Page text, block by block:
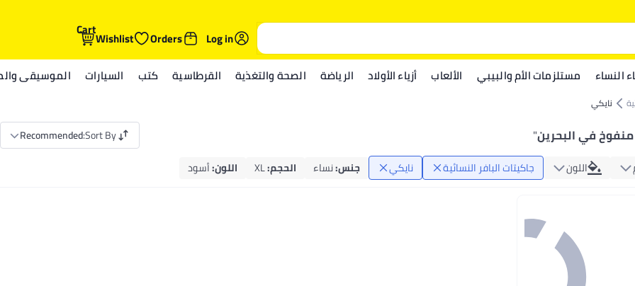
Log in
Orders
Wishlist
Cart
النساء مستلزمات الأم والبيبي الألعاب أزياء الأولاد الرياضة الصحة والتغذية القرطاسية كتب السيارات الموسيقى
نايكي
في البحرين"
Sort By
:
Recommended
اللون جاكيتات البافر النسائية نايكي جنس:نساء الحجم:
XL اللون:أسود